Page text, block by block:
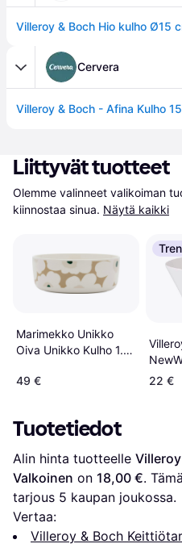
Villeroy & Boch Hio kulho Ø15
Cervera
Liittyvät tuotteet
Olemme valinneet valikoiman
kiinnostaa sinua. Näytä kaikki
Marimekko Unikko
Oiva Unikko Kulho 1.5
Sand
49 €
22 €
Tuotetiedot
Alin hinta tuotteelle
Valkoinen on 18,00 €.
tarjous 5 kaupan joukossa.
Vertaa:
Villeroy & Boch